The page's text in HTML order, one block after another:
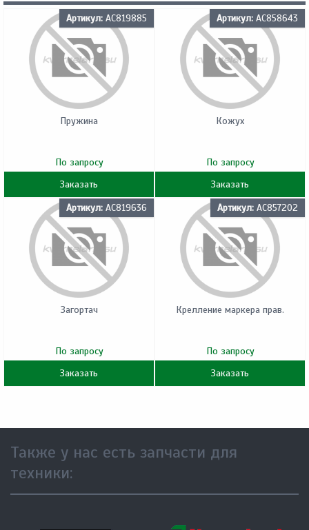
Артикул: AC819885
Пружина
По запросу
Заказать
Артикул: AC858643
Кожух
По запросу
Заказать
Артикул: AC819636
Загортач
По запросу
Заказать
Артикул: AC857202
Крелление маркера прав.
По запросу
Заказать
Также у нас есть запчасти для
техники: